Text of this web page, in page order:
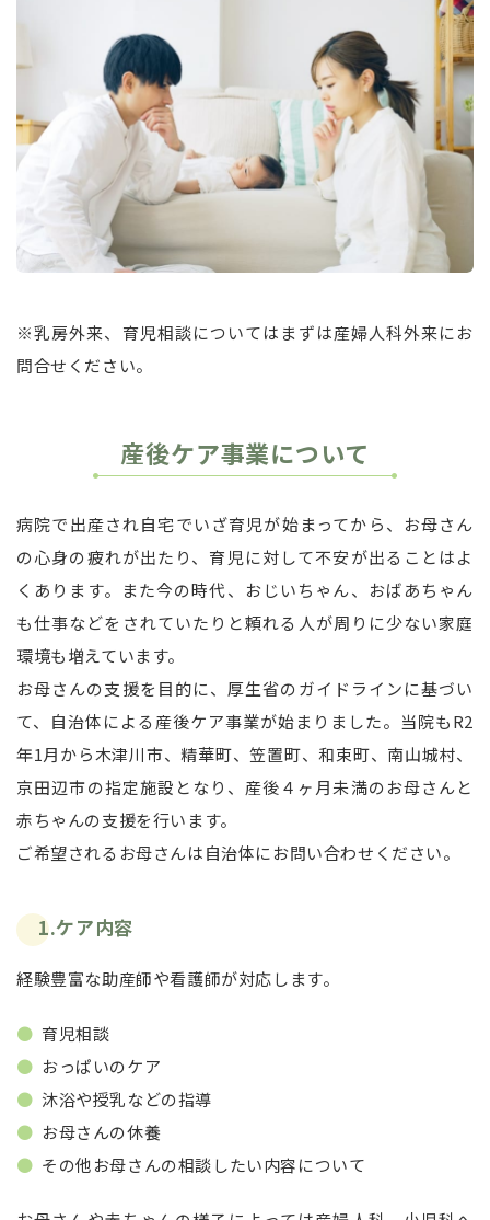
※乳房外来、育児相談についてはまずは産婦人科外来にお
問合せください。
産後ケア事業について
病院で出産され自宅でいざ育児が始まってから、お母さん
の心身の疲れが出たり、育児に対して不安が出ることはよ
くあります。また今の時代、おじいちゃん、おばあちゃん
も仕事などをされていたりと頼れる人が周りに少ない家庭
環境も増えています。
お母さんの支援を目的に、厚生省のガイドラインに基づい
て、自治体による産後ケア事業が始まりました。当院もR2
年1月から木津川市、精華町、笠置町、和束町、南山城村、
京田辺市の指定施設となり、産後４ヶ月未満のお母さんと
赤ちゃんの支援を行います。
ご希望されるお母さんは自治体にお問い合わせください。
1.ケア内容
経験豊富な助産師や看護師が対応します。
育児相談
おっぱいのケア
沐浴や授乳などの指導
お母さんの休養
その他お母さんの相談したい内容について